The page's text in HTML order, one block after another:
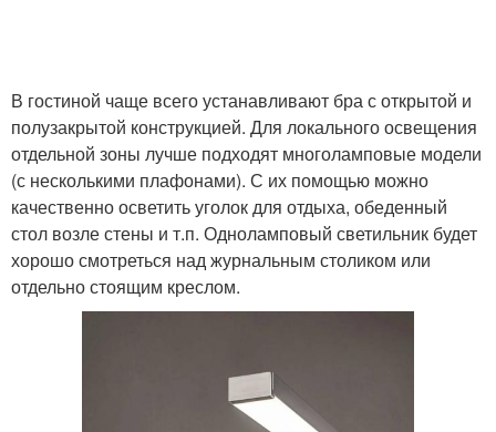
Светильники по
конструкции
Светильники по
размеру
Светильники для
производственных
помещений
Светильники на
потолок
В гостиной чаще всего устанавливают бра с открытой и
полузакрытой конструкцией. Для локального освещения
отдельной зоны лучше подходят многоламповые модели
(с несколькими плафонами). С их помощью можно
качественно осветить уголок для отдыха, обеденный
стол возле стены и т.п. Одноламповый светильник будет
хорошо смотреться над журнальным столиком или
отдельно стоящим креслом.